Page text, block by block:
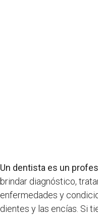
Un dentista es un
brindar diagnóstico,
enfermedades y
dientes y las encías. Si